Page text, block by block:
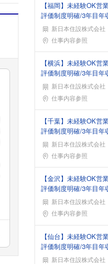
【福岡】未経験OK営
評価制度明確/3年目年
新日本住設株式会社
勤務地仕事内容参照
【横浜】未経験OK営
評価制度明確/3年目年
新日本住設株式会社
勤務地仕事内容参照
【千葉】未経験OK営
評価制度明確/3年目年
新日本住設株式会社
勤務地仕事内容参照
【金沢】未経験OK営
評価制度明確/3年目年
新日本住設株式会社
勤務地仕事内容参照
【仙台】未経験OK営
評価制度明確/3年目年
新日本住設株式会社